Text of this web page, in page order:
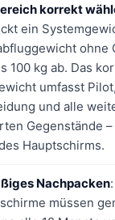
korrekt
ein
ohne
100 kg ab. Das
umfasst
und alle
Gegenstände
Hauptschirms.
Nachpacken:
müssen